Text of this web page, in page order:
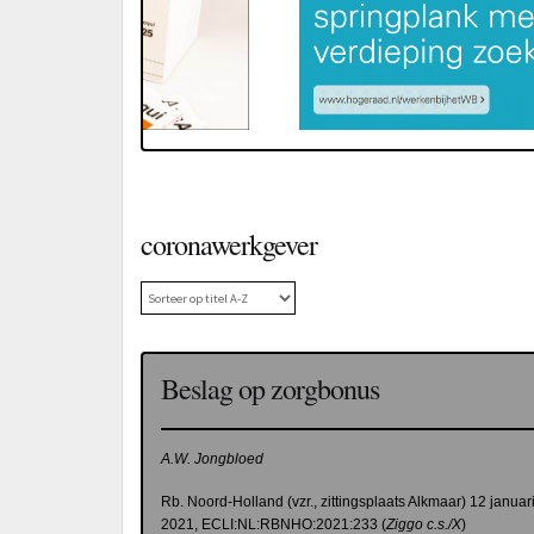
coronawerkgever
Beslag op zorgbonus
A.W. Jongbloed
Rb. Noord-Holland (vzr., zittingsplaats Alkmaar) 12 januari
2021, ECLI:NL:RBNHO:2021:233 (Ziggo c.s./X)